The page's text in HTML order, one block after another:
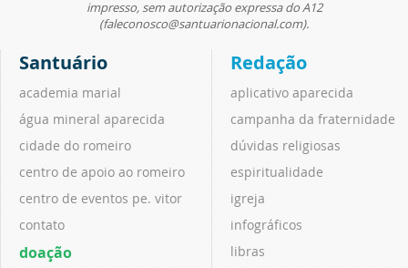
impresso, sem autorização expressa do A12
(faleconosco@santuarionacional.com).
Santuário
academia marial
água mineral aparecida
cidade do romeiro
centro de apoio ao romeiro
centro de eventos pe. vitor
contato
doação
Redação
aplicativo aparecida
campanha da fraternidade
dúvidas religiosas
espiritualidade
igreja
infográficos
libras